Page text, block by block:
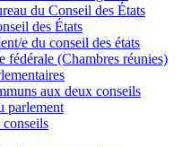
du Conseil des États
des États
e du conseil des états
fédérale (Chambres réunies)
aux deux conseils
parlement